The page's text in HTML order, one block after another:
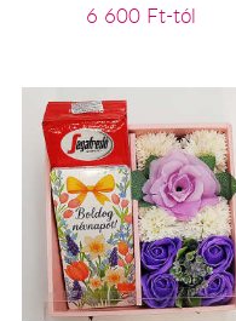
6 600 Ft-tól